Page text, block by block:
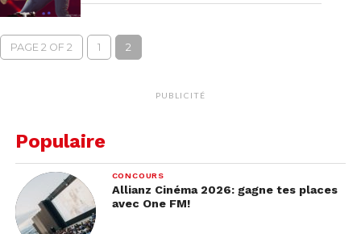
PAGE 2 OF 2 1 2
PUBLICITÉ
Populaire
CONCOURS
Allianz Cinéma 2026: gagne tes places
avec One FM!